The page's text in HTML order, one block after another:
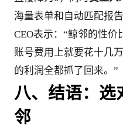
海量表单和自动匹配报
CEO表示：“鲸邻的性
账号费用上就要花十几
的利润全都抓了回来。”
八、结语：选
邻